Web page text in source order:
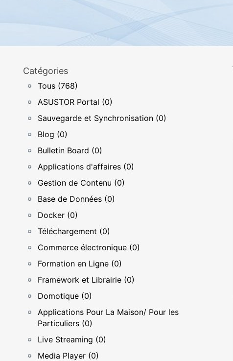
Catégories
Tous (768)
ASUSTOR Portal (0)
Sauvegarde et Synchronisation (0)
Blog (0)
Bulletin Board (0)
Applications d'affaires (0)
Gestion de Contenu (0)
Base de Données (0)
Docker (0)
Téléchargement (0)
Commerce électronique (0)
Formation en Ligne (0)
Framework et Librairie (0)
Domotique (0)
Applications Pour La Maison/ Pour les
Particuliers (0)
Live Streaming (0)
Media Player (0)